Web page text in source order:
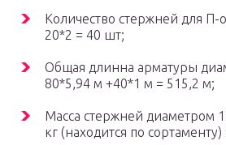
Количество стержней для П-
20*2 = 40 шт;
Общая длинна арматуры
80*5,94 м +40*1 м = 515,2 м;
Масса стержней диаметром
кг (находится по сортаменту)